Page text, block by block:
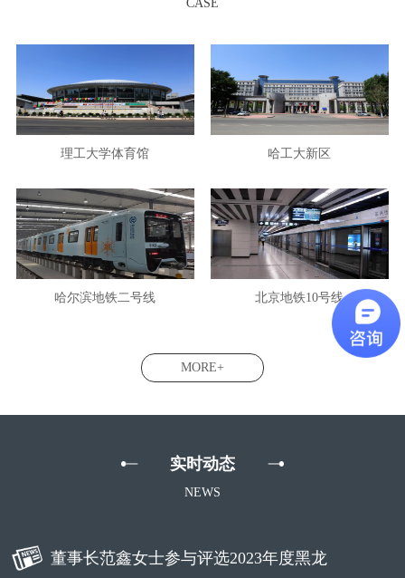
CASE
理工大学体育馆 哈工大新区
哈尔滨地铁二号线 北京地铁10号线
MORE+
实时动态
NEWS
董事长范鑫女士参与评选2023年度黑龙